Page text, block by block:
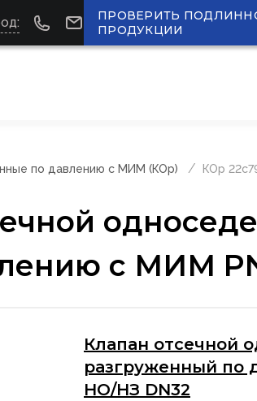
ПРОВЕРИТЬ
ПРОДУКЦИИ
по давлению с МИМ (КОр) КОр
с МИМ
Клапан отсечной
разгруженный по
НО/НЗ DN32